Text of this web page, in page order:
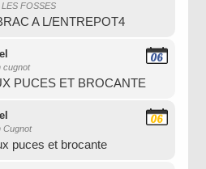
FOSSES
A L/ENTREPOT4
cugnot
PUCES ET BROCANTE
06
2026
Cugnot
puces et brocante
06